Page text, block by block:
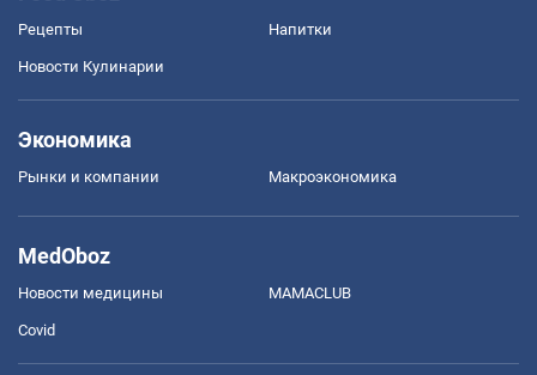
Рецепты Напитки
Новости Кулинарии
Экономика
Рынки и компании Mакроэкономика
MedOboz
Новости медицины MAMACLUB
Covid